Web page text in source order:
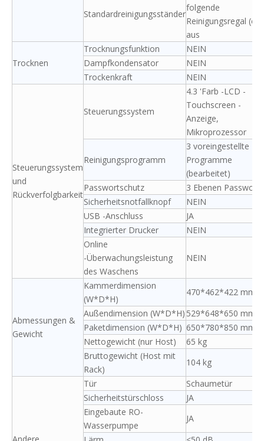
Standardreinigungsständer
folgende
Reinigungsregal
aus
Trocknen
Trocknungsfunktion
NEIN
Dampfkondensator
NEIN
Trockenkraft
NEIN
Steuerungssystem
und
Rückverfolgbarkeit
Steuerungssystem
4.3 'Farb -LCD -
Touchscreen -
Anzeige,
Mikroprozessor
Reinigungsprogramm
3 voreingestellte
Programme
(bearbeitet)
Passwortschutz
3 Ebenen Passwort
Sicherheitsnotfallknopf
NEIN
USB -Anschluss
JA
Integrierter Drucker
NEIN
Online
-Überwachungsleistung
des Waschens
NEIN
Abmessungen &
Gewicht
Kammerdimension
(W*D*H)
470*462*422 mm
Außendimension (W*D*H) 529*648*650 mm
Paketdimension (W*D*H) 650*780*850 mm
Nettogewicht (nur Host)
65 kg
Bruttogewicht (Host mit
Rack)
104 kg
Tür
Schaumetür
Sicherheitstürschloss
JA
Eingebaute RO-
Wasserpumpe
JA